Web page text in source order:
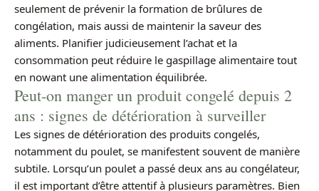
seulement de prévenir la formation de brûlures de
congélation, mais aussi de maintenir la saveur des
aliments. Planifier judicieusement l’achat et la
consommation peut réduire le gaspillage alimentaire tout
en nowant une alimentation équilibrée.
Peut-on manger un produit congelé depuis 2
ans : signes de détérioration à surveiller
Les signes de détérioration des produits congelés,
notamment du poulet, se manifestent souvent de manière
subtile. Lorsqu’un poulet a passé deux ans au congélateur,
il est important d’être attentif à plusieurs paramètres. Bien